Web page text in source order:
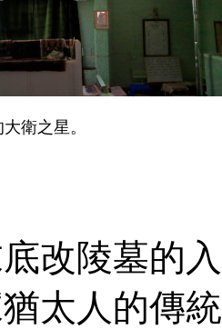
衛之星。
改陵墓的
太人的傳